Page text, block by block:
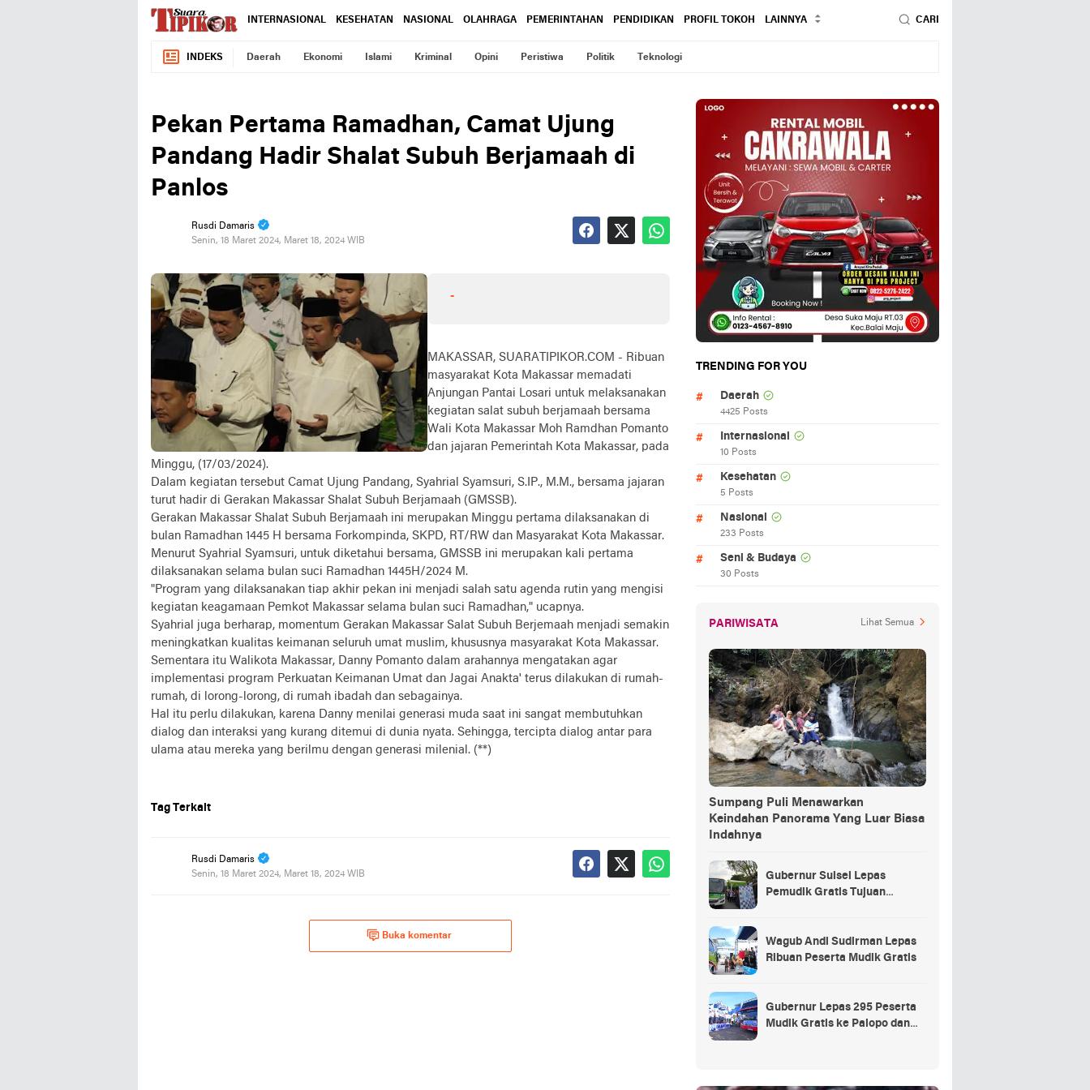
INTERNASIONAL KESEHATAN NASIONAL OLAHRAGA PEMERINTAHAN PENDIDIKAN PROFIL TOKOH LAINNYA CARI
INDEKS Daerah Ekonomi Islami Kriminal Opini Peristiwa Politik Teknologi
Pekan Pertama Ramadhan, Camat Ujung
Pandang Hadir Shalat Subuh Berjamaah di
Panlos
Rusdi Damaris
Senin, 18 Maret 2024, Maret 18, 2024 WIB
-
MAKASSAR, SUARATIPIKOR.COM - Ribuan
masyarakat Kota Makassar memadati
Anjungan Pantai Losari untuk melaksanakan
kegiatan salat subuh berjamaah bersama
Wali Kota Makassar Moh Ramdhan Pomanto
dan jajaran Pemerintah Kota Makassar, pada
Minggu, (17/03/2024).
Dalam kegiatan tersebut Camat Ujung Pandang, Syahrial Syamsuri, S.IP., M.M., bersama jajaran
turut hadir di Gerakan Makassar Shalat Subuh Berjamaah (GMSSB).
Gerakan Makassar Shalat Subuh Berjamaah ini merupakan Minggu pertama dilaksanakan di
bulan Ramadhan 1445 H bersama Forkompinda, SKPD, RT/RW dan Masyarakat Kota Makassar.
Menurut Syahrial Syamsuri, untuk diketahui bersama, GMSSB ini merupakan kali pertama
dilaksanakan selama bulan suci Ramadhan 1445H/2024 M.
"Program yang dilaksanakan tiap akhir pekan ini menjadi salah satu agenda rutin yang mengisi
kegiatan keagamaan Pemkot Makassar selama bulan suci Ramadhan," ucapnya.
Syahrial juga berharap, momentum Gerakan Makassar Salat Subuh Berjemaah menjadi semakin
meningkatkan kualitas keimanan seluruh umat muslim, khususnya masyarakat Kota Makassar.
Sementara itu Walikota Makassar, Danny Pomanto dalam arahannya mengatakan agar
implementasi program Perkuatan Keimanan Umat dan Jagai Anakta' terus dilakukan di rumah-
rumah, di lorong-lorong, di rumah ibadah dan sebagainya.
Hal itu perlu dilakukan, karena Danny menilai generasi muda saat ini sangat membutuhkan
dialog dan interaksi yang kurang ditemui di dunia nyata. Sehingga, tercipta dialog antar para
ulama atau mereka yang berilmu dengan generasi milenial. (**)
Tag Terkait
Rusdi Damaris
Senin, 18 Maret 2024, Maret 18, 2024 WIB
Buka komentar
TRENDING FOR YOU
Daerah
4425 Posts
Internasional
10 Posts
Kesehatan
5 Posts
Nasional
233 Posts
Seni & Budaya
30 Posts
PARIWISATA Lihat Semua
Sumpang Puli Menawarkan
Keindahan Panorama Yang Luar Biasa
Indahnya
Gubernur Sulsel Lepas
Pemudik Gratis Tujuan
Wagub Andi Sudirman Lepas
Ribuan Peserta Mudik Gratis
Gubernur Lepas 295 Peserta
Mudik Gratis ke Palopo dan